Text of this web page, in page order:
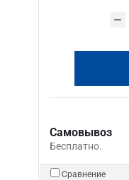
Самовывоз
Бесплатно.
Сравнение